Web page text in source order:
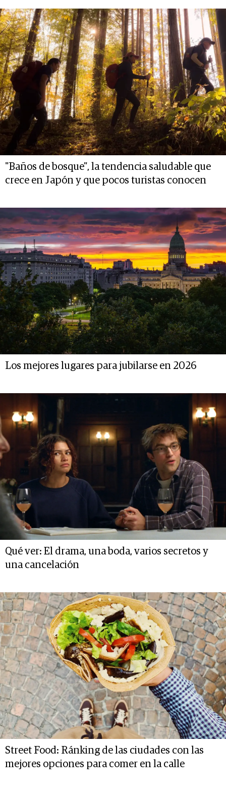
"Baños de bosque", la tendencia saludable que
crece en Japón y que pocos turistas conocen
Los mejores lugares para jubilarse en 2026
Qué ver: El drama, una boda, varios secretos y
una cancelación
Street Food: Ránking de las ciudades con las
mejores opciones para comer en la calle